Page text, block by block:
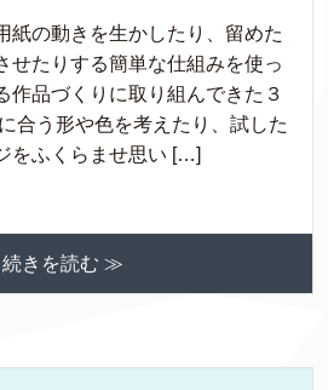
紙の動きを生かしたり、留めた
せたりする簡単な仕組みを使っ
作品づくりに取り組んできた３
合う形や色を考えたり、試した
をふくらませ思い […]
続きを読む ≫